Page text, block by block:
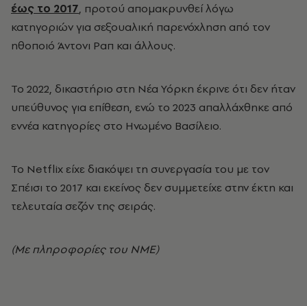
έως το 2017, προτού απομακρυνθεί λόγω
κατηγοριών για σεξουαλική παρενόχληση από τον
ηθοποιό Άντονι Ραπ και άλλους.
Το 2022, δικαστήριο στη Νέα Υόρκη έκρινε ότι δεν ήταν
υπεύθυνος για επίθεση, ενώ το 2023 απαλλάχθηκε από
εννέα κατηγορίες στο Ηνωμένο Βασίλειο.
Το Netflix είχε διακόψει τη συνεργασία του με τον
Σπέισι το 2017 και εκείνος δεν συμμετείχε στην έκτη και
τελευταία σεζόν της σειράς.
(Με πληροφορίες του ΝΜΕ)